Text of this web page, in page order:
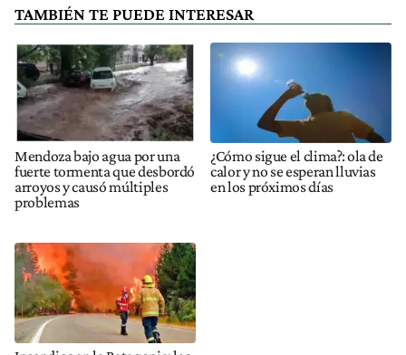
TAMBIÉN TE PUEDE INTERESAR
Mendoza bajo agua por una
fuerte tormenta que desbordó
arroyos y causó múltiples
problemas
¿Cómo sigue el clima?: ola de
calor y no se esperan lluvias
en los próximos días